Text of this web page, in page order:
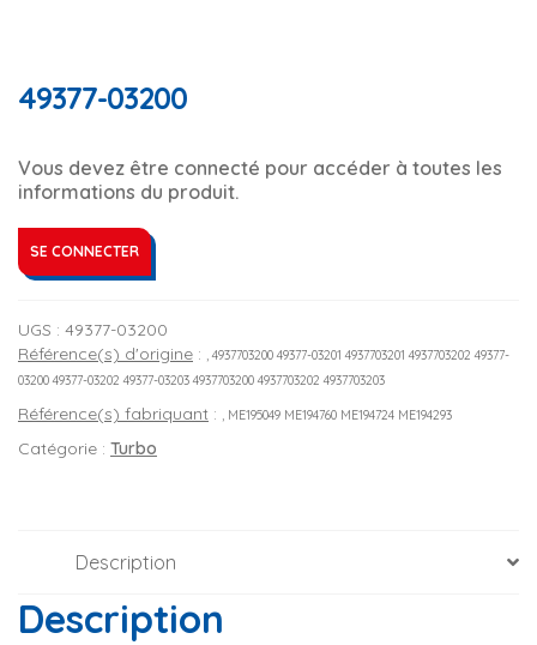
49377-03200
Vous devez être connecté pour accéder à toutes les
informations du produit.
SE CONNECTER
UGS : 49377-03200
Référence(s) d'origine : , 4937703200 49377-03201 4937703201 4937703202 49377-
03200 49377-03202 49377-03203 4937703200 4937703202 4937703203
Référence(s) fabriquant : , ME195049 ME194760 ME194724 ME194293
Catégorie : Turbo
Description
Description